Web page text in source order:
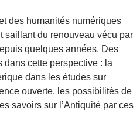
des humanités numériques
saillant du renouveau vécu par
quelques années. Des
cette perspective : la
dans les études sur
ouverte, les possibilités de
savoirs sur l’Antiquité par ces